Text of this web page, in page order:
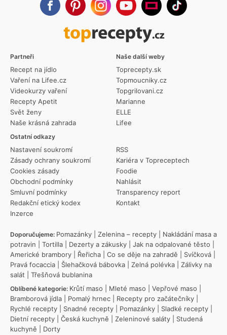
Partneři
Recept na jídlo
Vaření na Lifee.cz
Videokurzy vaření
Recepty Apetit
Svět ženy
Naše krásná zahrada
Ostatní odkazy
Nastavení soukromí
Zásady ochrany soukromí
Cookies zásady
Obchodní podmínky
Smluvní podmínky
Redakční etický kodex
Inzerce
RSS
Kariéra v Topreceptech
Foodie
Nahlásit
Transparency report
Kontakt
Naše další weby
Toprecepty.sk
Topmoucniky.cz
Topgrilovani.cz
Marianne
ELLE
Lifee
Doporučujeme: Pomazánky Zelenina – recepty
Nakládání masa a
potravin
Tortilla Dezerty a zákusky Jak na odpalované těsto
Americké brambory
Řeřicha Co se děje na zahradě Svíčková
Pravá focaccia
Šlehačková bábovka Zelná polévka
Zálivky na
salát
Třešňová bublanina
Oblíbené kategorie: Krůtí maso Mleté maso Vepřové maso
Bramborová jídla
Pomalý hrnec Recepty pro začátečníky
Rychlé recepty
Snadné recepty Pomazánky Sladké recepty
Dietní recepty
Česká kuchyně Zeleninové saláty
Studená
kuchyně
Dorty